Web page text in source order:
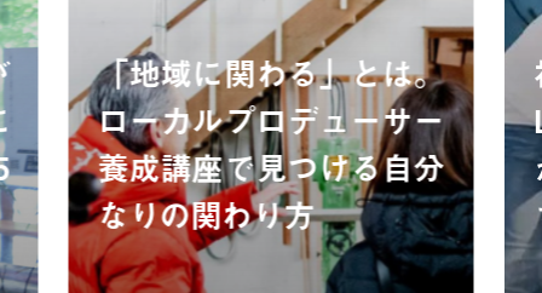
「地域に関わる」とは。
ローカルプロデューサー
養成講座で見つける自分
なりの関わり方